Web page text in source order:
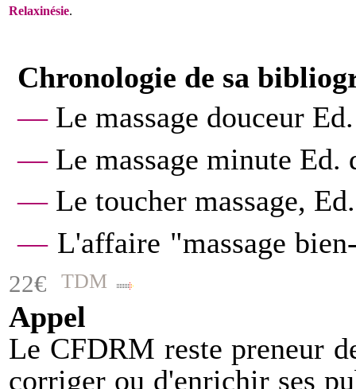
Relaxinésie.
Chronologie de sa
— Le massage douceur
— Le massage minute Ed.
— Le toucher massage,
— L'affaire "massage
22€ TDM
Appel
Le CFDRM reste preneur
corriger ou d'enrichir ses